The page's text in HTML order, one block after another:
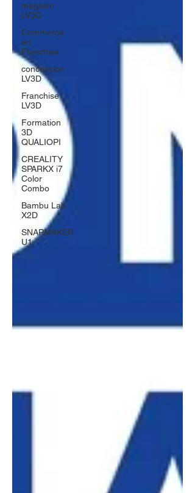
magasin
LV3D
Commerce
en
Franchise
concession
LV3D
Franchise
LV3D
Formation
3D
QUALIOPI
CREALITY
SPARKX i7
Color
Combo
Bambu Lab
X2D
SNAPMAKER
U1